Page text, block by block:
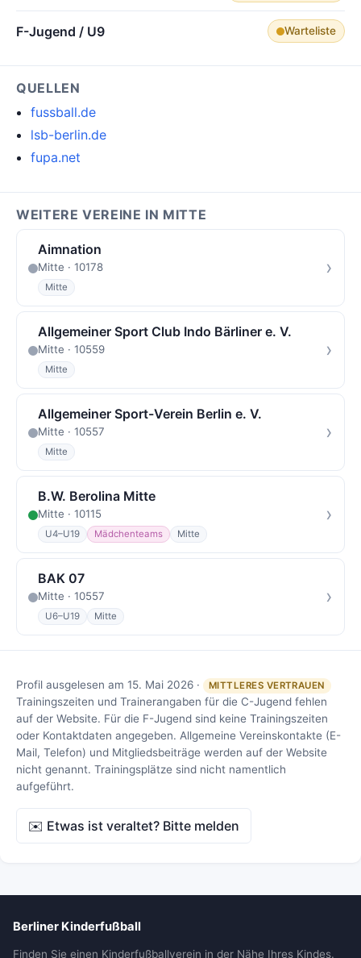
F-Jugend / U9 Warteliste
QUELLEN
fussball.de
lsb-berlin.de
fupa.net
WEITERE VEREINE IN MITTE
Aimnation
Mitte · 10178
Mitte
›
Allgemeiner Sport Club Indo Bärliner e. V.
Mitte · 10559
Mitte
›
Allgemeiner Sport-Verein Berlin e. V.
Mitte · 10557
Mitte
›
B.W. Berolina Mitte
Mitte · 10115
U4–U19 Mädchenteams Mitte
›
BAK 07
Mitte · 10557
U6–U19 Mitte
›
Profil ausgelesen am 15. Mai 2026 · MITTLERES VERTRAUEN
Trainingszeiten und Trainerangaben für die C-Jugend fehlen
auf der Website. Für die F-Jugend sind keine Trainingszeiten
oder Kontaktdaten angegeben. Allgemeine Vereinskontakte (E-
Mail, Telefon) und Mitgliedsbeiträge werden auf der Website
nicht genannt. Trainingsplätze sind nicht namentlich
aufgeführt.
✉️ Etwas ist veraltet? Bitte melden
Berliner Kinderfußball
Finden Sie einen Kinderfußballverein in der Nähe Ihres Kindes.